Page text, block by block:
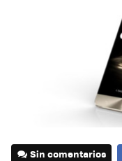
Sin comentarios